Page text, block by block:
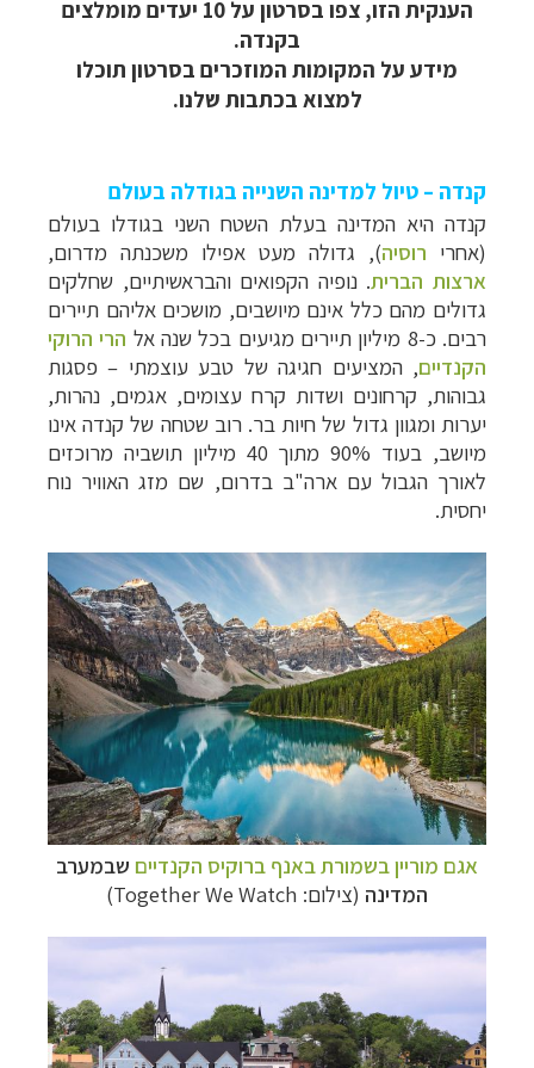
הענקית הזו, צפו בסרטון על 10 יעדים מומלצים
בקנדה.
מידע על המקומות המוזכרים בסרטון תוכלו
למצוא בכתבות שלנו.
קנדה – טיול למדינה השנייה בגודלה בעולם
קנדה היא המדינה בעלת השטח השני בגודלו בעולם
(אחרי רוסיה), גדולה מעט אפילו משכנתה מדרום,
ארצות הברית. נופיה הקפואים והבראשיתיים, שחלקים
גדולים מהם כלל אינם מיושבים, מושכים אליהם תיירים
רבים. כ-8 מיליון תיירים מגיעים בכל שנה אל
הרי הרוקי
הקנדיים, המציעים חגיגה של טבע עוצמתי – פסגות
גבוהות, קרחונים ושדות קרח עצומים, אגמים, נהרות,
יערות ומגוון גדול של חיות בר. רוב שטחה של קנדה אינו
מיושב, בעוד 90% מתוך 40 מיליון תושביה מרוכזים
לאורך הגבול עם ארה"ב בדרום, שם מזג האוויר נוח
יחסית.
אגם מוריין בשמורת באנף ברוקיס הקנדיים שבמערב
המדינה (צילום: Together We Watch)
תכנוןטיולים לצפון אמריקהלחצו לרשימת היעדים »
תכנוןטיולים לדרום ומרכז אמריקהלחצו לרשימת
היעדים »
קרוזים והפלגות נופש לחצו לרשימת היעדים »